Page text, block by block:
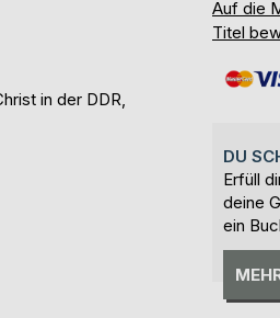
in der DDR,
Auf die
Titel
DU
Erfüll
deine
ein